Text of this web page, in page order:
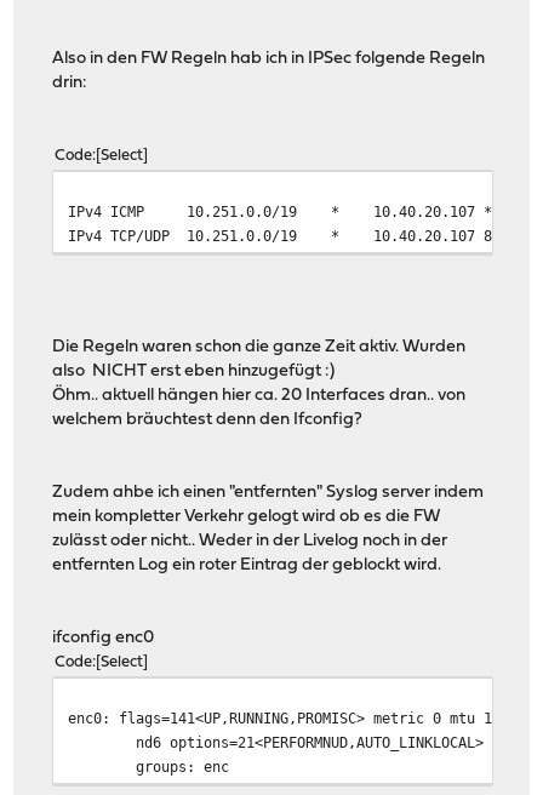
Also in den FW Regeln hab ich in IPSec folgende Regeln
drin:
Code Select
IPv4 ICMP 10.251.0.0/19 * 10.40.20.107
IPv4 TCP/UDP 10.251.0.0/19 * 10.40.20.107
Die Regeln waren schon die ganze Zeit aktiv. Wurden
also NICHT erst eben hinzugefügt :)
Öhm.. aktuell hängen hier ca. 20 Interfaces dran.. von
welchem bräuchtest denn den Ifconfig?
Zudem ahbe ich einen "entfernten" Syslog server indem
mein kompletter Verkehr gelogt wird ob es die FW
zulässt oder nicht.. Weder in der Livelog noch in der
entfernten Log ein roter Eintrag der geblockt wird.
ifconfig enc0
Code Select
enc0: flags=141<UP,RUNNING,PROMISC> metric 0 mtu 1536
nd6 options=21<PERFORMNUD,AUTO_LINKLOCAL>
groups: enc